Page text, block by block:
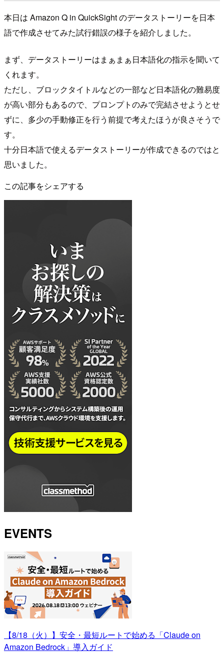
本日は Amazon Q in QuickSight のデータストーリーを日本
語で作成させてみた試行錯誤の様子を紹介しました。
まず、データストーリーはまぁまぁ日本語化の指示を聞いて
くれます。
ただし、ブロックタイトルなどの一部など日本語化の難易度
が高い部分もあるので、プロンプトのみで完結させようとせ
ずに、多少の手動修正を行う前提で考えたほうが良さそうで
す。
十分日本語で使えるデータストーリーが作成できるのではと
思いました。
この記事をシェアする
EVENTS
【8/18（火）】安全・最短ルートで始める「Claude on
Amazon Bedrock」導入ガイド